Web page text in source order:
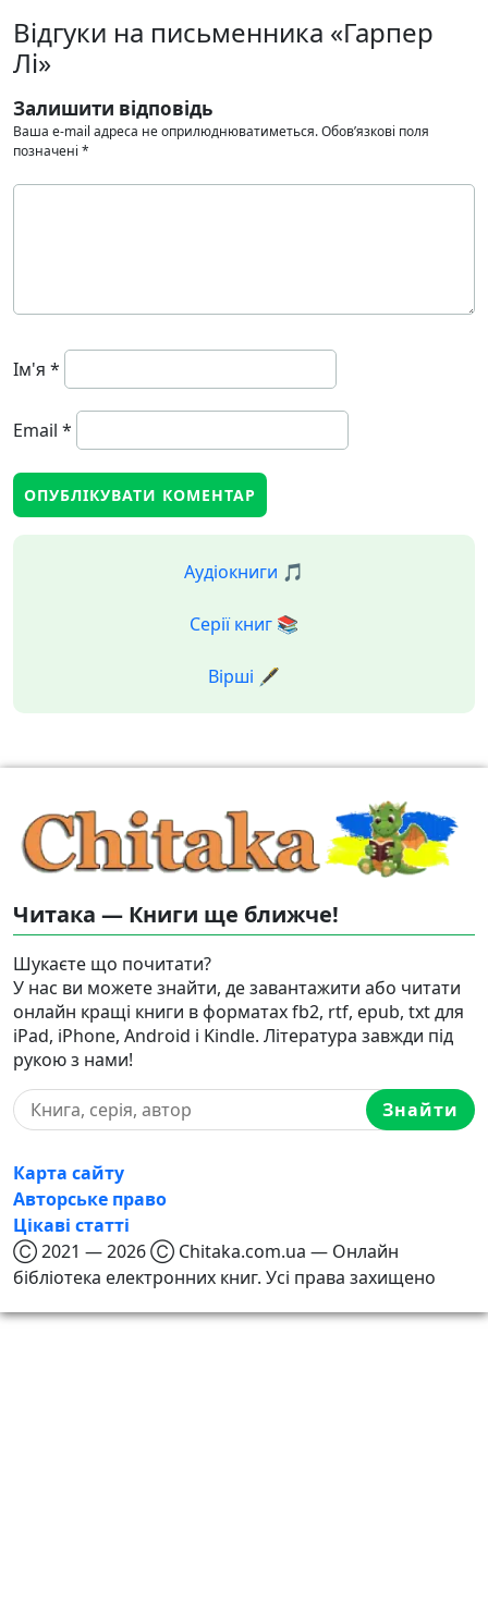
Відгуки на письменника «Гарпер
Лі»
Залишити відповідь
Ваша e-mail адреса не оприлюднюватиметься.Обов’язкові поля
позначені *
Ім'я *
Email *
Аудіокниги 🎵
Серії книг 📚
Вірші 🖋️
Читака — Книги ще ближче!
Шукаєте що почитати?
У нас ви можете знайти, де завантажити або читати
онлайн кращі книги в форматах fb2, rtf, epub, txt для
iPad, iPhone, Android і Kindle. Література завжди під
рукою з нами!
Знайти
Карта сайту
Авторське право
Цікаві статті
Ⓒ 2021 — 2026 Ⓒ Chitaka.com.ua — Онлайн
бібліотека електронних книг. Усі права захищено